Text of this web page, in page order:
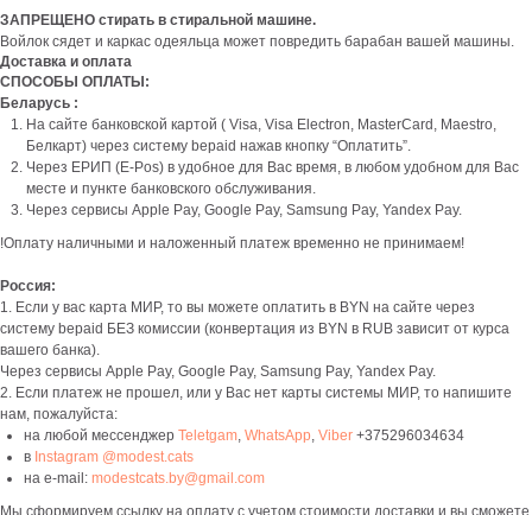
ЗАПРЕЩЕНО стирать в стиральной машине.
Войлок сядет и каркас одеяльца может повредить барабан вашей машины.
Доставка и оплата
СПОСОБЫ ОПЛАТЫ:
Беларусь :
На сайте банковской картой ( Visa, Visa Electron, MasterCard, Maestro,
Белкарт) через систему bepaid нажав кнопку “Оплатить”.
Через ЕРИП (E-Pos) в удобное для Вас время, в любом удобном для Вас
месте и пункте банковского обслуживания.
Через сервисы Apple Pay, Google Pay, Samsung Pay, Yandex Pay.
!Оплату наличными и наложенный платеж временно не принимаем!
Россия:
1. Если у вас карта МИР, то вы можете оплатить в BYN на сайте через
систему bepaid БЕЗ комиссии (конвертация из BYN в RUB зависит от курса
вашего банка).
Через сервисы Apple Pay, Google Pay, Samsung Pay, Yandex Pay.
2. Если платеж не прошел, или у Вас нет карты системы МИР, то напишите
нам, пожалуйста:
на любой мессенджер Teletgam, WhatsApp, Viber +375296034634
в Instagram @modest.cats
на e-mail: modestcats.by@gmail.com